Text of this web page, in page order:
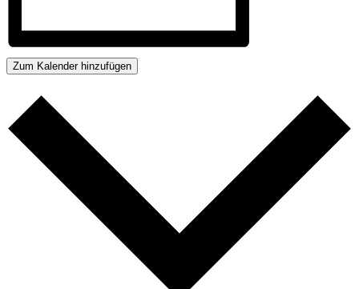
Zum Kalender hinzufügen